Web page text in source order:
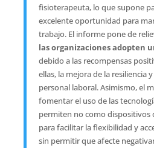
fisioterapeuta, lo que supone
excelente oportunidad para
trabajo. El informe pone de
las organizaciones adopten
debido a las recompensas
ellas, la mejora de la resiliencia
personal laboral. Asimismo, el
fomentar el uso de las
permiten no como
para facilitar la flexibilidad y
sin permitir que afecte